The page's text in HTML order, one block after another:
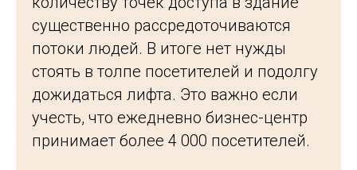
существенно рассредоточиваются
потоки людей. В итоге нет нужды
стоять в толпе посетителей и подолгу
дожидаться лифта. Это важно если
учесть, что ежедневно бизнес-центр
принимает более 4 000 посетителей.